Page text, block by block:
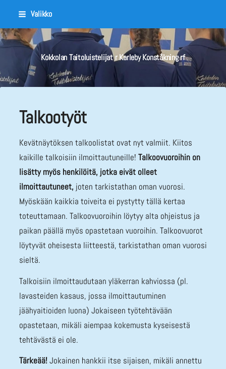
Siirry
sivun
sisältöön
Valikko
Kokkolan Taitoluistelijat r Karleby Konståkning rf
Talkootyöt
Kevätnäytöksen talkoolistat ovat nyt valmiit. Kiitos
kaikille talkoisiin ilmoittautuneille! Talkoovuoroihin on
lisätty myös henkilöitä, jotka eivät olleet
ilmoittautuneet,joten tarkistathan oman vuorosi.
Myöskään kaikkia toiveita ei pystytty tällä kertaa
toteuttamaan. Talkoovuoroihin löytyy alta ohjeistus ja
paikan päällä myös opastetaan vuoroihin. Talkoovuorot
löytyvät oheisesta liitteestä, tarkistathan oman vuorosi
sieltä.
Talkoisiin ilmoittaudutaan yläkerran kahviossa (pl.
lavasteiden kasaus, jossa ilmoittautuminen
jäähyaitioiden luona) Jokaiseen työtehtävään
opastetaan, mikäli aiempaa kokemusta kyseisestä
tehtävästä ei ole.
Tärkeää!Jokainen hankkii itse sijaisen, mikäli annettu